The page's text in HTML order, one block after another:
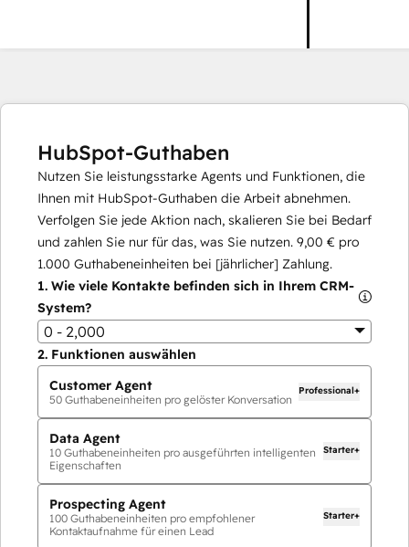
HubSpot-Guthaben
Nutzen Sie leistungsstarke Agents und Funktionen, die
Ihnen mit HubSpot-Guthaben die Arbeit abnehmen.
Verfolgen Sie jede Aktion nach, skalieren Sie bei Bedarf
und zahlen Sie nur für das, was Sie nutzen. 9,00 € pro
1.000 Guthabeneinheiten bei [jährlicher] Zahlung.
1. Wie viele Kontakte befinden sich in Ihrem CRM-
System?
0 - 2,000
2. Funktionen auswählen
Customer Agent
50 Guthabeneinheiten pro gelöster Konversation
Professional+
Data Agent
10 Guthabeneinheiten pro ausgeführten intelligenten
Eigenschaften
Starter+
Prospecting Agent
100 Guthabeneinheiten pro empfohlener
Kontaktaufnahme für einen Lead
Starter+